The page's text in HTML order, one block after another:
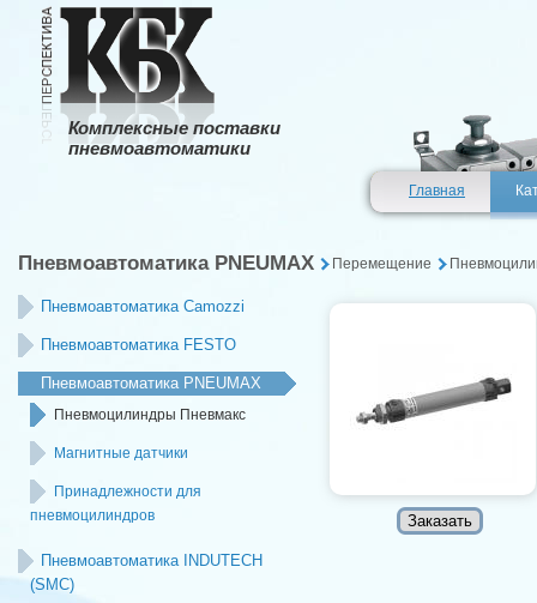
Комплексные поставки
пневмоавтоматики
Главная
Пневмоавтоматика PNEUMAX Перемещение
Пневмоавтоматика Camozzi
Пневмоавтоматика FESTO
Пневмоавтоматика PNEUMAX
Пневмоцилиндры Пневмакс
Магнитные датчики
Принадлежности для
пневмоцилиндров
Пневмоавтоматика INDUTECH
(SMC)